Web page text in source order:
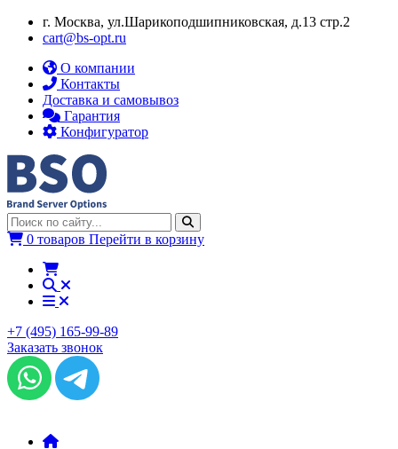
г. Москва, ул.​​Шарикоподшипниковская, д.13 стр.2
cart@bs-opt.ru
О компании
Контакты
Доставка и самовывоз
Гарантия
Конфигуратор
0 товаров Перейти в корзину
+7 (495) 165-99-89
Заказать звонок